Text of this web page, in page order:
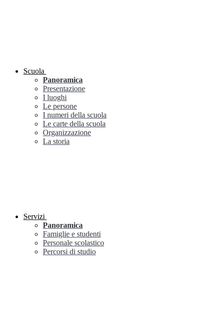
Scuola
Panoramica
Presentazione
I luoghi
Le persone
I numeri della scuola
Le carte della scuola
Organizzazione
La storia
Servizi
Panoramica
Famiglie e studenti
Personale scolastico
Percorsi di studio